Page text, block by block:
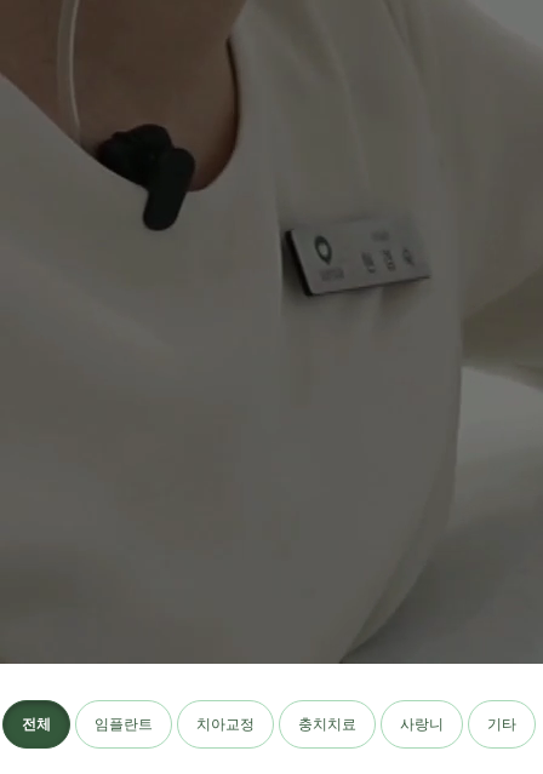
전체 임플란트 치아교정 충치치료 사랑니 기타